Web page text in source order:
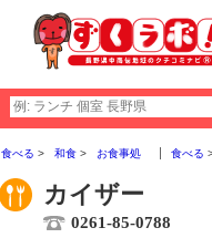
食べる 和食 お食事処 食べる
カイザー
0261-85-0788